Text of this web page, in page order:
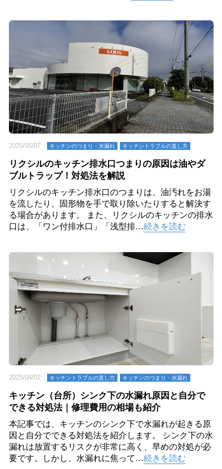
2025/05/07 キッチンのつまり・⽔漏れ キッチントラブルの直し方
リクシルのキッチン排水口つまりの原因は油やダ
ブルトラップ！対処法を解説
リクシルのキッチン排水口のつまりは、油汚れをお湯
を流したり、固形物を手で取り除いたりすると解決す
る場合があります。 また、リクシルのキッチンの排水
口は、「ワン付排水口」「浅型排…続きを読む
2025/04/02 キッチントラブルの直し方 キッチンのつまり・⽔漏れ
キッチン（台所）シンク下の水漏れ原因と自分で
できる対処法｜修理費用の相場も紹介
本記事では、キッチンのシンク下で水漏れが起きる原
因と自分でできる対処法を紹介します。 シンク下の水
漏れは放置するリスクが非常に高く、早めの対処が必
要です。しかし、水漏れに焦って…続きを読む